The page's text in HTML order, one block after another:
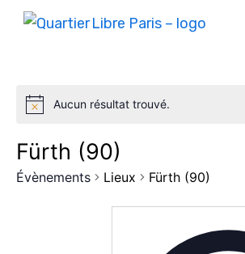
Aucun résultat trouvé.
Fürth (90)
Évènements Lieux Fürth (90)